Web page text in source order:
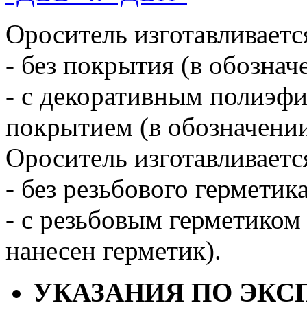
Ороситель
- без покрытия (в
- с декоративным
покрытием (в
Ороситель
- без резьбового
- с резьбовым
нанесен герметик).
УКАЗАНИЯ ПО